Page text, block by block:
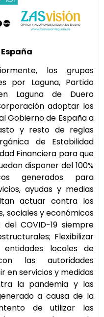
los grupos
por Laguna, Partido
Laguna de Duero
adoptar los
Gobierno de España a
y resto de reglas
de Estabilidad
Financiera para que
disponer del 100%
generados para
ayudas y medias
actuar contra los
sociales y económicos
COVID-19 siempre
Flexibilizar
locales de
las autoridades
en servicios y medidas
la pandemia y las
a causa de la
de utilizar las